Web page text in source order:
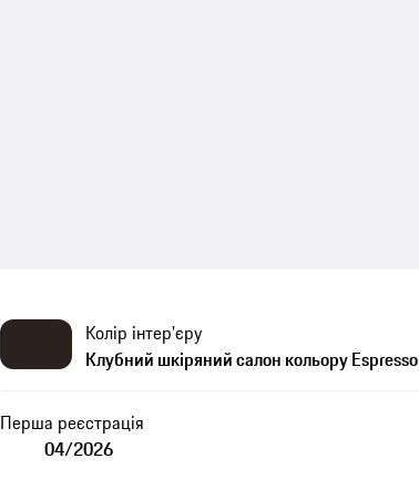
Колір інтер'єру
Клубний шкіряний салон кольору Espresso
Перша реєстрація
04/2026